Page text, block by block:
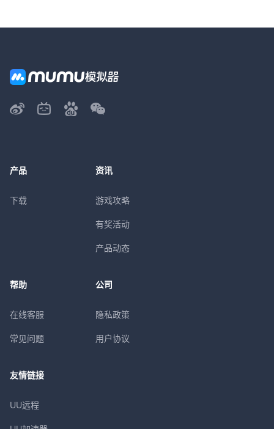
产品
下载
资讯
游戏攻略
有奖活动
产品动态
帮助
在线客服
常见问题
公司
隐私政策
用户协议
友情链接
UU远程